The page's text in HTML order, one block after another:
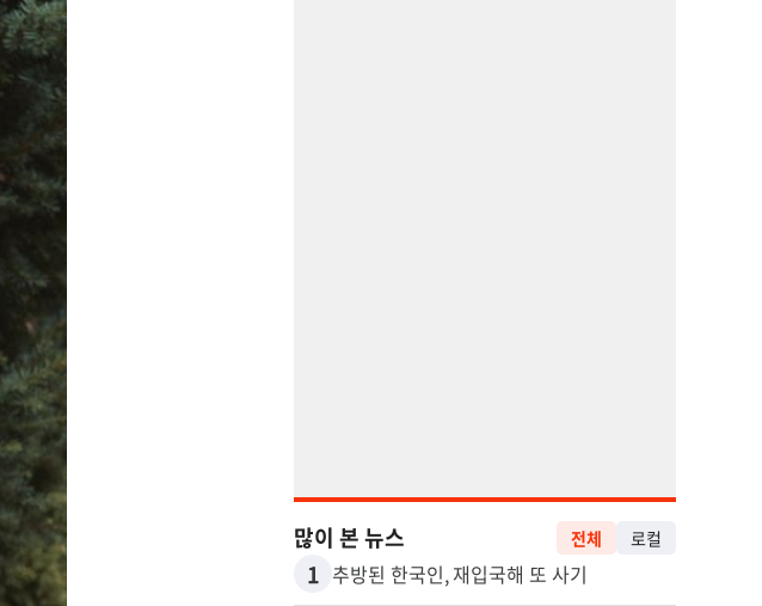
많이 본 뉴스 전체 로컬
1 추방된 한국인, 재입국해 또 사기